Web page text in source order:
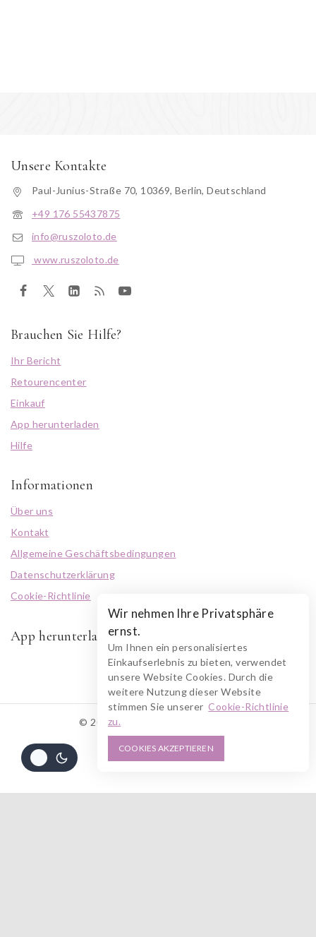
Unsere Kontakte
Paul-Junius-Straße 70, 10369, Berlin, Deutschland
+49 176 55437875
info@ruszoloto.de
www.ruszoloto.de
Brauchen Sie Hilfe?
Ihr Bericht
Retourencenter
Einkauf
App herunterladen
Hilfe
Informationen
Über uns
Kontakt
Allgemeine Geschäftsbedingungen
Datenschutzerklärung
Cookie-Richtlinie
App herunterladen
© 2026 RUSZOLOTO Akzenz
Wir nehmen Ihre Privatsphäre
ernst.
Um Ihnen ein personalisiertes
Einkaufserlebnis zu bieten, verwendet
unsere Website Cookies. Durch die
weitere Nutzung dieser Website
stimmen Sie unsererCookie-Richtlinie
zu.
COOKIES AKZEPTIEREN